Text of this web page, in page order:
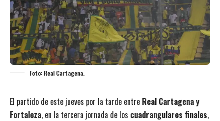
Foto: Real Cartagena.
El partido de este jueves por la tarde entre Real Cartagena y
Fortaleza, en la tercera jornada de los cuadrangulares finales,